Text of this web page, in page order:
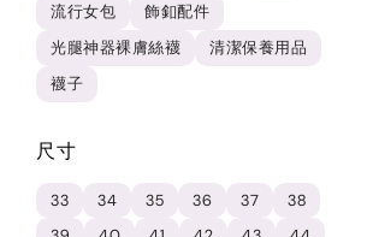
流行女包
飾釦配件
光腿神器裸膚絲襪
清潔保養用品
襪子
尺寸
33 34 35 36 37
38